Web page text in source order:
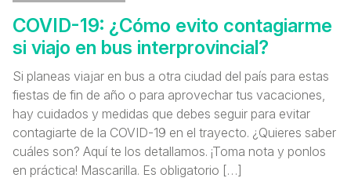
COVID-19: ¿Cómo evito contagiarme
si viajo en bus interprovincial?
Si planeas viajar en bus a otra ciudad del país para estas
fiestas de fin de año o para aprovechar tus vacaciones,
hay cuidados y medidas que debes seguir para evitar
contagiarte de la COVID-19 en el trayecto. ¿Quieres saber
cuáles son? Aquí te los detallamos. ¡Toma nota y ponlos
en práctica! Mascarilla. Es obligatorio […]